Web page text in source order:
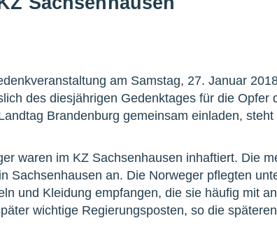
am Samstag, 27. Januar
des diesjährigen Gedenktages für die Opfer
Brandenburg gemeinsam einladen,
waren im KZ Sachsenhausen inhaftiert. Die
Sachsenhausen an. Die Norweger pflegten
und Kleidung empfangen, die sie häufig mit
wichtige Regierungsposten, so die